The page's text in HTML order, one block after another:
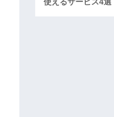
使えるサービス4選